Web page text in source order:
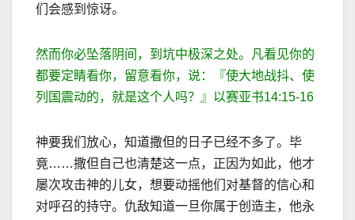
们会感到惊讶。
然而你必坠落阴间，到坑中极深之处。凡看见你的
都要定睛看你，留意看你，说：『使大地战抖、使
列国震动的，就是这个人吗？』以赛亚书14:15-16
神要我们放心，知道撒但的日子已经不多了。毕
竟……撒但自己也清楚这一点，正因为如此，他才
屡次攻击神的儿女，想要动摇他们对基督的信心和
对呼召的持守。仇敌知道一旦你属于创造主，他永